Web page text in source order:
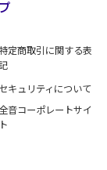
定商取引に関する表
セキュリティについて
全音コーポレートサイ
ト